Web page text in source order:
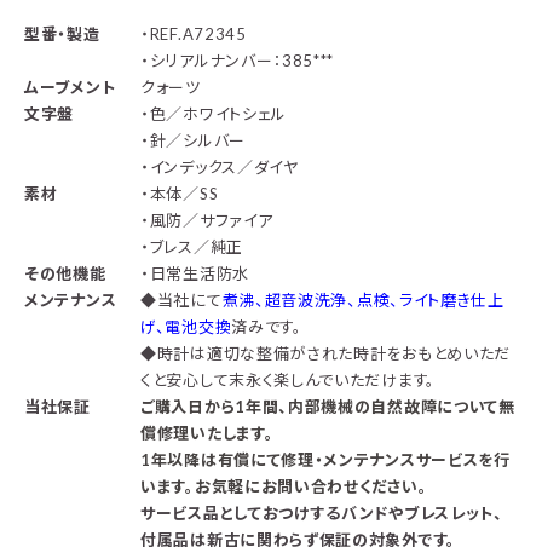
型番・製造
・REF.A72345
・シリアルナンバー：385***
ムーブメント
クォーツ
文字盤
・色／ホワイトシェル
・針／シルバー
・インデックス／ダイヤ
素材
・本体／SS
・風防／サファイア
・ブレス／純正
その他機能
・日常生活防水
メンテナンス
◆当社にて煮沸、超音波洗浄、点検、ライト磨き仕上
げ、電池交換済みです。
◆時計は適切な整備がされた時計をおもとめいただ
くと安心して末永く楽しんでいただけます。
当社保証
ご購入日から1年間、内部機械の自然故障について無
償修理いたします。
1年以降は有償にて修理・メンテナンスサービスを行
います。お気軽にお問い合わせください。
サービス品としておつけするバンドやブレスレット、
付属品は新古に関わらず保証の対象外です。